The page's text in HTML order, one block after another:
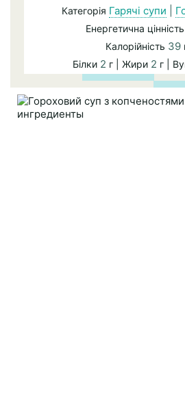
Категорія Гарячі супи
Енергетична
Калорійність 39
Білки 2 г | Жири 2 г |